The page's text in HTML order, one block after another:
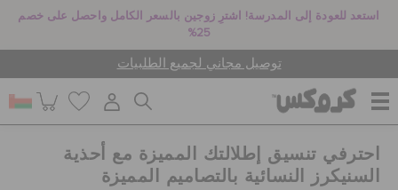
استعد للعودة إلى المدرسة! اشترِ زوجين بالسعر الكامل واحصل على خصم
25%
توصيل مجاني لجميع الطلبيات
للنساء
احترفي تنسيق إطلالتك المميزة مع أحذية
السنيكرز النسائية بالتصاميم المميزة